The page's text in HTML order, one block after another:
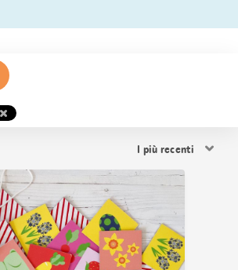
i
risultati